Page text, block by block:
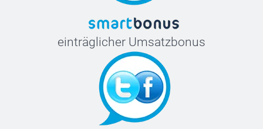
einträglicher Umsatzbonus